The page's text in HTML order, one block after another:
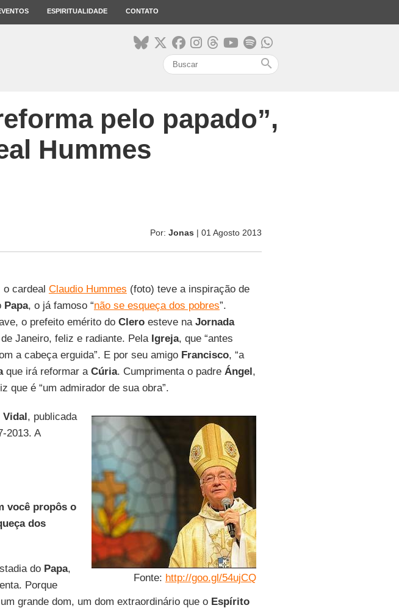
ESPIRITUALIDADE CONTATO
search
pelo papado”,
Hummes
Por: Jonas | 01 Agosto 2013
o cardeal Claudio Hummes (foto) teve a inspiração de
Papa, o já famoso “não se esqueça dos pobres”.
o prefeito emérito do Cleroesteve naJornada
Janeiro, feliz e radiante. Pela Igreja, que “antes
a cabeça erguida”. E por seu amigo Francisco, “a
que irá reformar a Cúria. Cumprimenta o padre Ángel,
que é “um admirador de sua obra”.
Fonte: http://goo.gl/54ujCQ
Vidal, publicada
2013. A
você propôs o
dos
do Papa,
Porque
grande dom, um dom extraordinário que o Espírito